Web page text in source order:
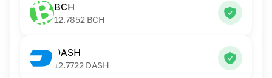
BCH
12.7852 BCH
DASH
12.7722 DASH